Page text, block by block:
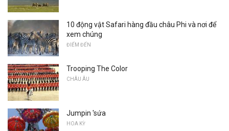
10 động vật Safari hàng đầu châu Phi và nơi để
xem chúng
ĐIỂM ĐẾN
Trooping The Color
CHÂU ÂU
Jumpin 'sứa
HOA KỲ